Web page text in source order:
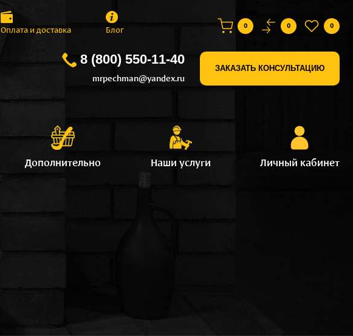
Оплата и доставка Блог 0 0 0
8 (800) 550-11-40
mrpechman@yandex.ru
ЗАКАЗАТЬ КОНСУЛЬТАЦИЮ
Дополнительно Наши услуги Личный кабинет